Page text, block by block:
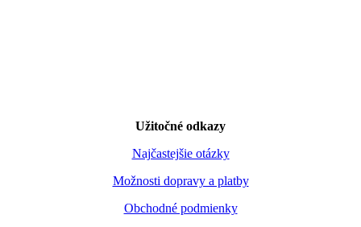
Užitočné odkazy
Najčastejšie otázky
Možnosti dopravy a platby
Obchodné podmienky